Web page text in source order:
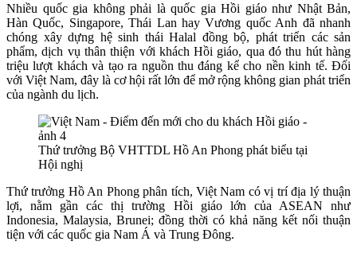
Nhiều quốc gia không phải là quốc gia Hồi giáo như Nhật Bản,
Hàn Quốc, Singapore, Thái Lan hay Vương quốc Anh đã nhanh
chóng xây dựng hệ sinh thái Halal đồng bộ, phát triển các sản
phẩm, dịch vụ thân thiện với khách Hồi giáo, qua đó thu hút hàng
triệu lượt khách và tạo ra nguồn thu đáng kể cho nền kinh tế. Đối
với Việt Nam, đây là cơ hội rất lớn để mở rộng không gian phát triển
của ngành du lịch.
Thứ trưởng Bộ VHTTDL Hồ An Phong phát biểu tại
Hội nghị
Thứ trưởng Hồ An Phong phân tích, Việt Nam có vị trí địa lý thuận
lợi, nằm gần các thị trường Hồi giáo lớn của ASEAN như
Indonesia, Malaysia, Brunei; đồng thời có khả năng kết nối thuận
tiện với các quốc gia Nam Á và Trung Đông.